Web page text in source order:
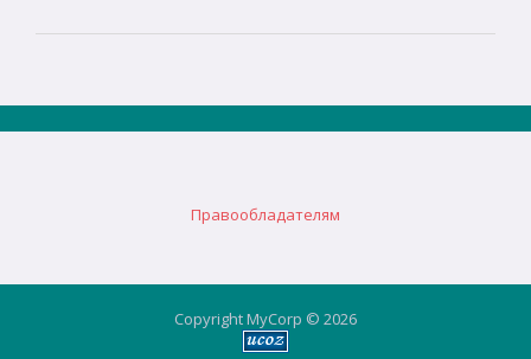
Правообладателям
Copyright MyCorp © 2026